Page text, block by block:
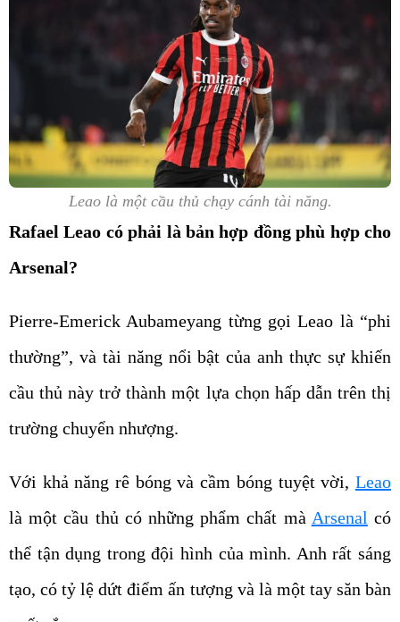
Leao là một cầu thủ chạy cánh tài năng.
Rafael Leao có phải là bản hợp đồng phù hợp cho
Arsenal?
Pierre-Emerick Aubameyang từng gọi Leao là “phi
thường”, và tài năng nổi bật của anh thực sự khiến
cầu thủ này trở thành một lựa chọn hấp dẫn trên thị
trường chuyển nhượng.
Với khả năng rê bóng và cầm bóng tuyệt vời, Leao
là một cầu thủ có những phẩm chất mà Arsenal có
thể tận dụng trong đội hình của mình. Anh rất sáng
tạo, có tỷ lệ dứt điểm ấn tượng và là một tay săn bàn